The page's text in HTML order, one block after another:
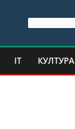
IT КУЛТУРА